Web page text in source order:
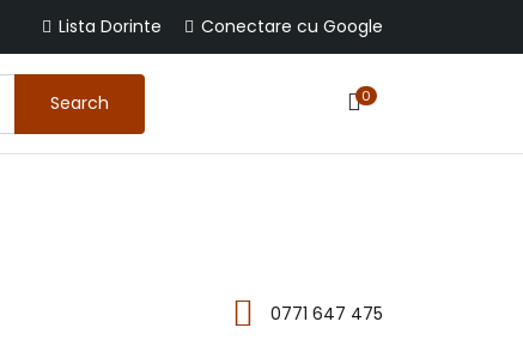
Lista Dorinte Conectare cu Google
Search 0
0771 647 475